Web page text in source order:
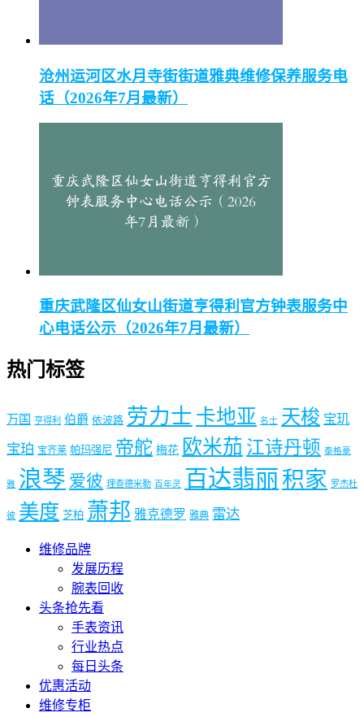
沧州运河区水月寺街街道雅典维修保养服务电
话（2026年7月最新）
重庆武隆区仙女山街道亨得利官方钟表服务中
心电话公示（2026年7月最新）
热门标签
万国 亨得利 伯爵 依波路 劳力士 卡地亚 名士 天梭 宝玑
宝珀 宝齐莱 帕玛强尼 帝舵 梅花 欧米茄 江诗丹顿 泰格豪
雅 浪琴 爱彼 理查德米勒 百年灵 百达翡丽积家 罗杰杜
彼 美度 芝柏 萧邦 雅克德罗 雅典 雷达
维修品牌
发展历程
腕表回收
头条抢先看
手表资讯
行业热点
每日头条
优惠活动
维修专柜